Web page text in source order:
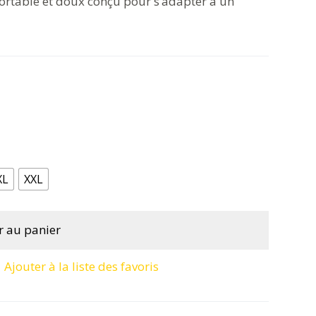
XXL
au panier
Ajouter à la liste des favoris